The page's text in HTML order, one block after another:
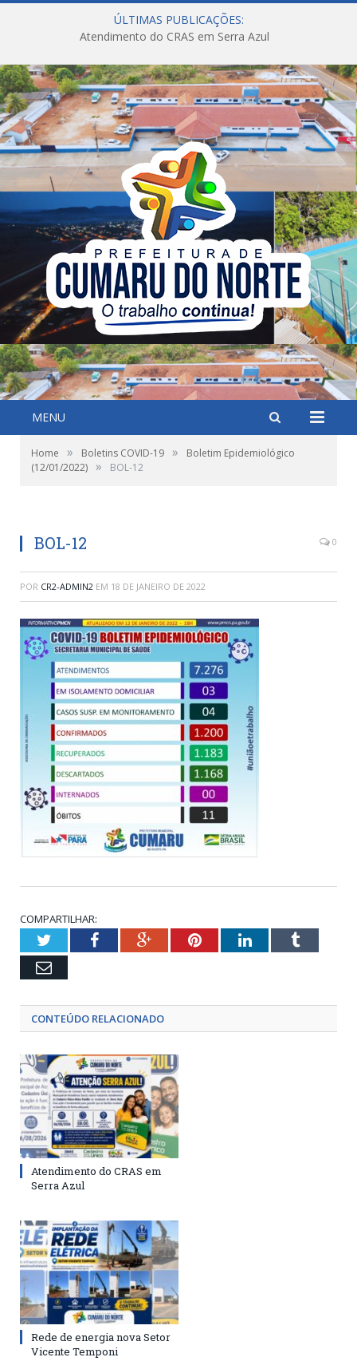
ÚLTIMAS PUBLICAÇÕES:
Atendimento do CRAS em Serra Azul
MENU
Home » Boletins COVID-19 »
Boletim Epidemiológico
(12/01/2022) » BOL-12
BOL-12 0
POR CR2-ADMIN2 EM 18 DE JANEIRO DE 2022
COMPARTILHAR:
TwitterFacebookGoogle+PinterestLinkedInTumblr
Email
CONTEÚDO RELACIONADO
Atendimento do CRAS em
Serra Azul
Rede de energia nova Setor
Vicente Temponi